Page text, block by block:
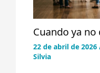
Cuando ya
22 de abril de 2026
Silvia